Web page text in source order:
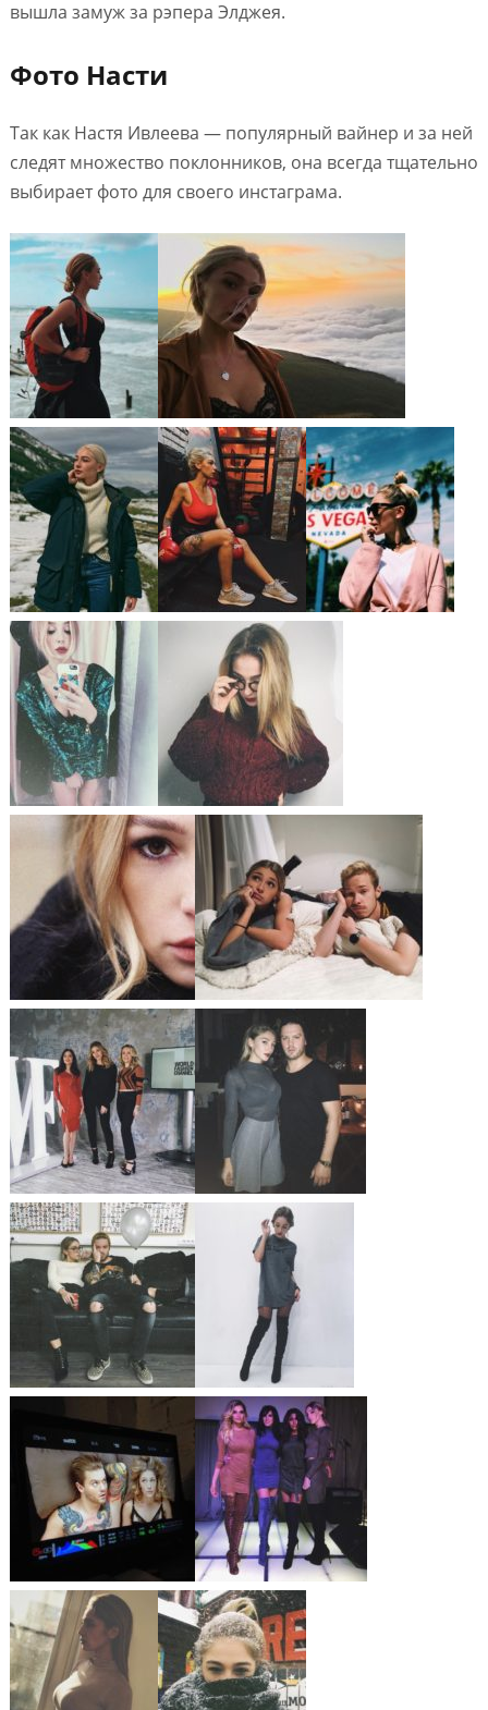
вышла замуж за рэпера Элджея.
Фото Насти
Так как Настя Ивлеева — популярный вайнер и за ней
следят множество поклонников, она всегда тщательно
выбирает фото для своего инстаграма.